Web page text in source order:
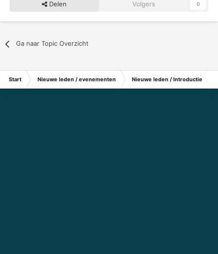
Delen Volgers 0
Ga naar Topic Overzicht
Start Nieuwe leden / evenementen Nieuwe leden / Introductie